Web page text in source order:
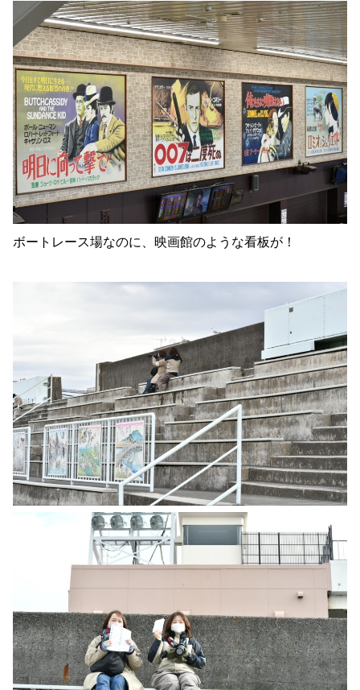
ボートレース場なのに、映画館のような看板が！